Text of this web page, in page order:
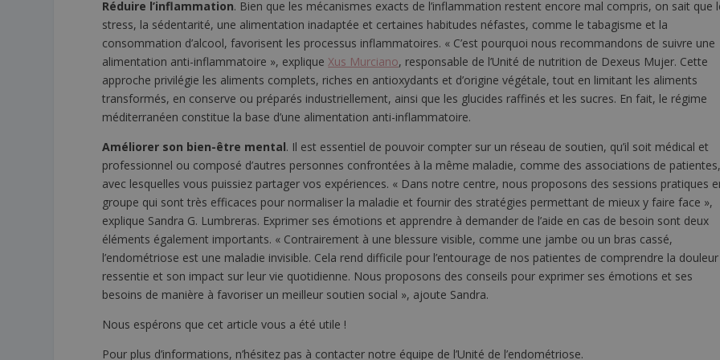
Réduire l’inflammation. Bien que les mécanismes exacts de l’inflammation restent encore mal compris, on sait que
stress, la sédentarité, une alimentation inadaptée et certaines habitudes néfastes, comme le tabagisme et la
consommation d’alcool, favorisent les processus inflammatoires. « C’est pourquoi nous recommandons de suivre une
alimentation anti-inflammatoire », explique Xus Murciano, responsable de l’Unité de nutrition de Dexeus Mujer. Cette
approche privilégie les aliments complets, riches en antioxydants et d’origine végétale, tout en limitant les aliments
transformés, en conserve ou préparés industriellement, ainsi que les glucides raffinés et les sucres. En fait, le régime
méditerranéen constitue la base d’une alimentation anti-inflammatoire.
Améliorer son bien-être mental. Il est essentiel de pouvoir compter sur un réseau de soutien, qu’il soit médical et
professionnel ou composé d’autres personnes confrontées à la même maladie, comme des associations de patientes,
avec lesquelles vous puissiez partager vos expériences. « Dans notre centre, nous proposons des sessions pratiques
groupe qui sont très efficaces pour normaliser la maladie et fournir des stratégies permettant de mieux y faire face »,
explique Sandra G. Lumbreras. Exprimer ses émotions et apprendre à demander de l’aide en cas de besoin sont deux
éléments également importants. « Contrairement à une blessure visible, comme une jambe ou un bras cassé,
l’endométriose est une maladie invisible. Cela rend difficile pour l’entourage de nos patientes de comprendre la douleur
ressentie et son impact sur leur vie quotidienne. Nous proposons des conseils pour exprimer ses émotions et ses
besoins de manière à favoriser un meilleur soutien social », ajoute Sandra.
Nous espérons que cet article vous a été utile !
Pour plus d’informations, n’hésitez pas à contacter notre équipe de l’Unité de l’endométriose.